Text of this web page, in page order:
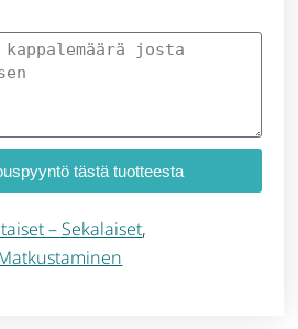
tästä tuotteesta
– Sekalaiset,